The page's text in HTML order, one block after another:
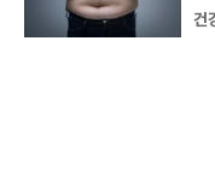
건